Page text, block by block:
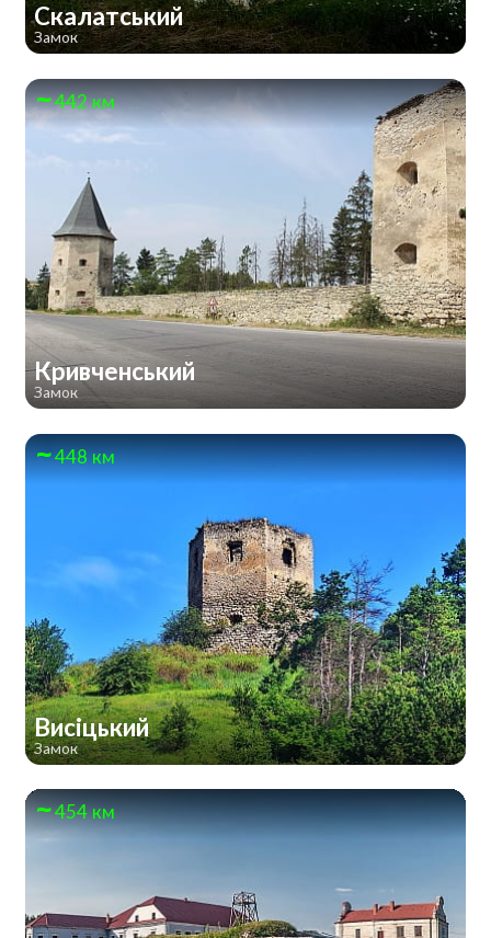
Скалатський
Замок
442 км
Кривченський
Замок
448 км
Висіцький
Замок
454 км